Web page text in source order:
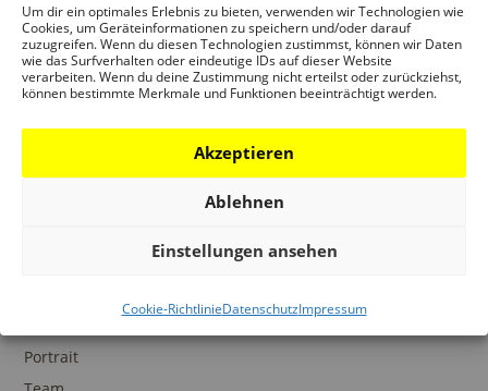
Um dir ein optimales Erlebnis zu bieten, verwenden wir Technologien wie
Cookies, um Geräteinformationen zu speichern und/oder darauf
zuzugreifen. Wenn du diesen Technologien zustimmst, können wir Daten
wie das Surfverhalten oder eindeutige IDs auf dieser Website
verarbeiten. Wenn du deine Zustimmung nicht erteilst oder zurückziehst,
können bestimmte Merkmale und Funktionen beeinträchtigt werden.
Akzeptieren
Ablehnen
Einstellungen ansehen
Cookie-RichtlinieDatenschutzImpressum
Ansprechpartner
SAMMLUNGEN
Portrait